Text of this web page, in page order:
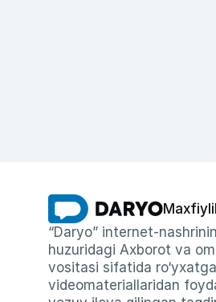
“Daryo” internet-
huzuridagi Axborot va
vositasi sifatida
videomateriallaridan